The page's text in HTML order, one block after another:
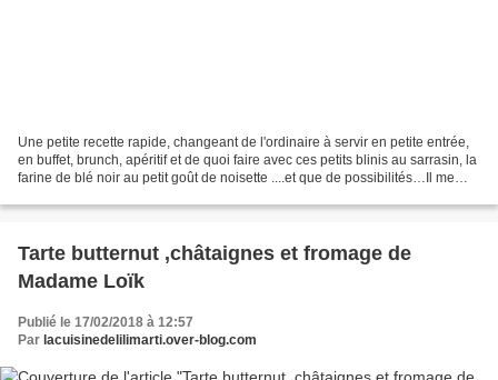
Une petite recette rapide, changeant de l'ordinaire à servir en petite entrée,
en buffet, brunch, apéritif et de quoi faire avec ces petits blinis au sarrasin, la
farine de blé noir au petit goût de noisette ....et que de possibilités…Il me
Tarte butternut ,châtaignes et fromage de
Madame Loïk
Publié le 17/02/2018 à 12:57
Par lacuisinedelilimarti.over-blog.com